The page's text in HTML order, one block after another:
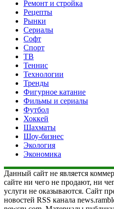
Ремонт и стройка
Рецепты
Рынки
Сериалы
Софт
Спорт
ТВ
Теннис
Технологии
Тренды
Фигурное катание
Фильмы и сериалы
Футбол
Хоккей
Шахматы
Шоу-бизнес
Экология
Экономика
Данный сайт не является
сайте ни чего не продают, ни
услуги не оказываются. Сайт
новостей RSS канала